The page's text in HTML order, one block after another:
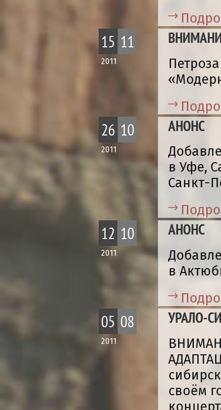
15 11
2011
26 10
2011
АНОНС
в Уфе,
Санкт-
12 10
2011
АНОНС
в
05 08
2011
УРАЛО-
своём